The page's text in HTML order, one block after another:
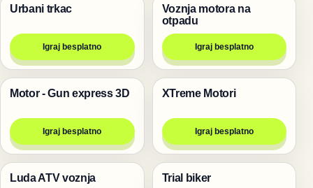
Trke
Urbani trkac
Igraj besplatno
Trke
Voznja motora na
otpadu
Igraj besplatno
Trke
Motor - Gun express 3D
Igraj besplatno
Trke
XTreme Motori
Igraj besplatno
Trke
Luda ATV voznja Trke
Trial biker